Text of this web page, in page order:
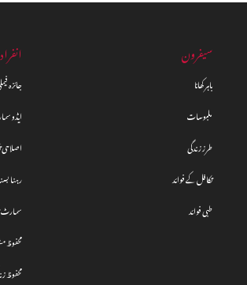
سیفرون
باہر کھانا
ملبوسات
طرز زندگی
تکافل کے فوائد
طبی فوائد
جائزہ
ایڈو
رہنا
سمارٹ
محفوظ
محفوظ